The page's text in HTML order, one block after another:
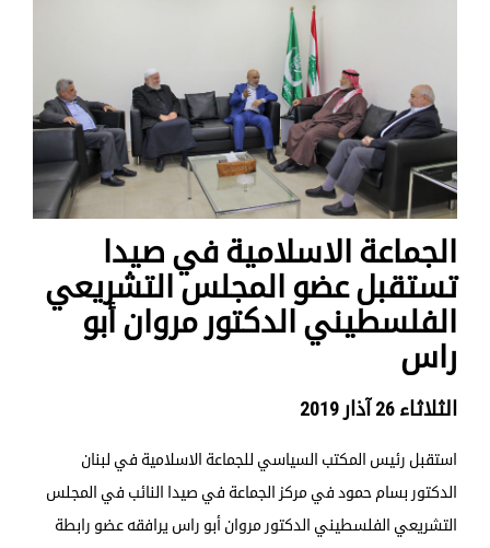
الجماعة الاسلامية في صيدا
تستقبل عضو المجلس التشريعي
الفلسطيني الدكتور مروان أبو
راس
الثلاثاء 26 آذار 2019
استقبل رئيس المكتب السياسي للجماعة الاسلامية في لبنان
الدكتور بسام حمود في مركز الجماعة في صيدا النائب في المجلس
التشريعي الفلسطيني الدكتور مروان أبو راس يرافقه عضو رابطة